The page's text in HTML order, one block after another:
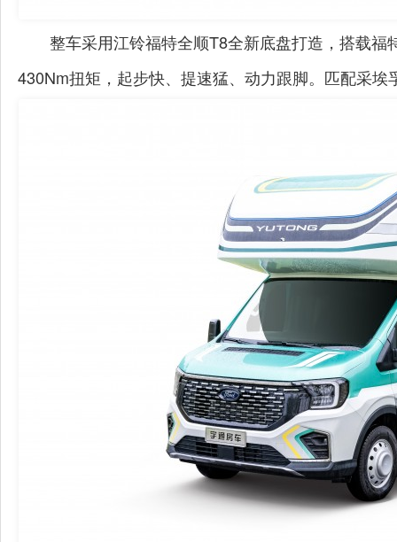
整车采用江铃福特全顺T8全新底盘打造， 搭载福
430Nm扭矩，起步快、提速猛、动力跟脚。 匹配采埃